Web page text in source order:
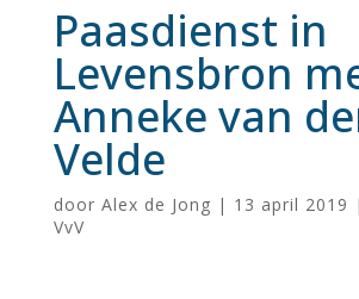
Paasdienst in
Levensbron
Anneke van
Velde
door Alex de Jong | 13 april 2019 |
VvV